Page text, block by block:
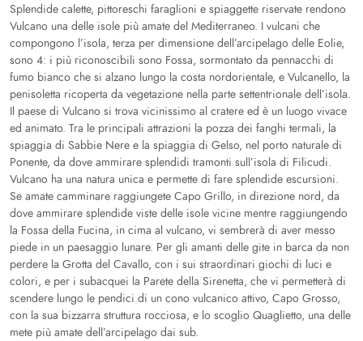
Splendide calette, pittoreschi faraglioni e spiaggette riservate rendono
Vulcano una delle isole più amate del Mediterraneo. I vulcani che
compongono l’isola, terza per dimensione dell’arcipelago delle Eolie,
sono 4: i più riconoscibili sono Fossa, sormontato da pennacchi di
fumo bianco che si alzano lungo la costa nordorientale, e Vulcanello, la
penisoletta ricoperta da vegetazione nella parte settentrionale dell’isola.
Il paese di Vulcano si trova vicinissimo al cratere ed è un luogo vivace
ed animato. Tra le principali attrazioni la pozza dei fanghi termali, la
spiaggia di Sabbie Nere e la spiaggia di Gelso, nel porto naturale di
Ponente, da dove ammirare splendidi tramonti sull’isola di Filicudi.
Vulcano ha una natura unica e permette di fare splendide escursioni.
Se amate camminare raggiungete Capo Grillo, in direzione nord, da
dove ammirare splendide viste delle isole vicine mentre raggiungendo
la Fossa della Fucina, in cima al vulcano, vi sembrerà di aver messo
piede in un paesaggio lunare. Per gli amanti delle gite in barca da non
perdere la Grotta del Cavallo, con i sui straordinari giochi di luci e
colori, e per i subacquei la Parete della Sirenetta, che vi permetterà di
scendere lungo le pendici di un cono vulcanico attivo, Capo Grosso,
con la sua bizzarra struttura rocciosa, e lo scoglio Quaglietto, una delle
mete più amate dell’arcipelago dai sub.